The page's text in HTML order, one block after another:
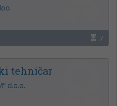
7
tehničar
d.o.o.